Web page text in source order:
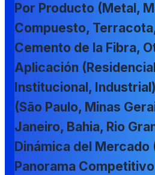
Por Producto (Metal,
Compuesto,
Cemento de la Fibra,
Aplicación
Institucional,
(São Paulo, Minas
Janeiro, Bahia, Rio
Dinámica del
Panorama Competitivo